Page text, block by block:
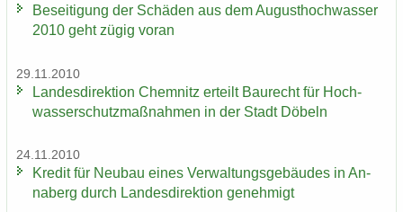
Be­sei­ti­gung der Schä­den aus dem Au­gust­hoch­was­ser
2010 geht zügig voran
29.11.2010
Lan­des­di­rek­ti­on Chem­nitz er­teilt Bau­recht für Hoch­
was­ser­schutz­maß­nah­men in der Stadt Dö­beln
24.11.2010
Kre­dit für Neu­bau eines Ver­wal­tungs­ge­bäu­des in An­
na­berg durch Lan­des­di­rek­ti­on ge­neh­migt